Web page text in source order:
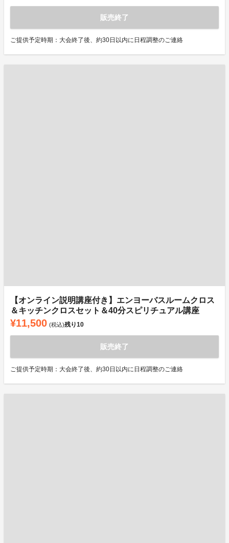
販売終了
ご提供予定時期：大会終了後、約30日以内に日程調整のご連絡
【オンライン説明講座付き】エンヨーバスルームクロス
＆キッチンクロスセット＆40分スピリチュアル講座
¥11,500 (税込)残り10
販売終了
ご提供予定時期：大会終了後、約30日以内に日程調整のご連絡